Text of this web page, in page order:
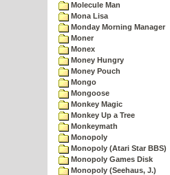
Molecule Man
Mona Lisa
Monday Morning Manager
Moner
Monex
Money Hungry
Money Pouch
Mongo
Mongoose
Monkey Magic
Monkey Up a Tree
Monkeymath
Monopoly
Monopoly (Atari Star BBS)
Monopoly Games Disk
Monopoly (Seehaus, J.)